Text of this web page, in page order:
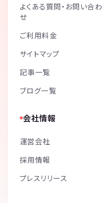
よくある質問・お問い合わ
せ
ご利用料金
サイトマップ
記事一覧
ブログ一覧
会社情報
運営会社
採用情報
プレスリリース